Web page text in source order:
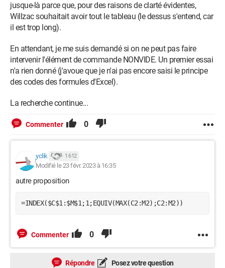
jusque-là parce que, pour des raisons de clarté évidentes,
Willzac souhaitait avoir tout le tableau (le dessus s'entend, car
il est trop long).
En attendant, je me suis demandé si on ne peut pas faire
intervenir l'élément de commande NONVIDE. Un premier essai
n'a rien donné (j'avoue que je n'ai pas encore saisi le principe
des codes des formules d'Excel).
La recherche continue...
Commenter 0
yclik 1 612
Modifié le 23 févr. 2023 à 16:35
autre proposition
=INDEX($C$1:$M$1;1;EQUIV(MAX(C2:M2);C2:M2))
Commenter 0
Répondre Posez votre question